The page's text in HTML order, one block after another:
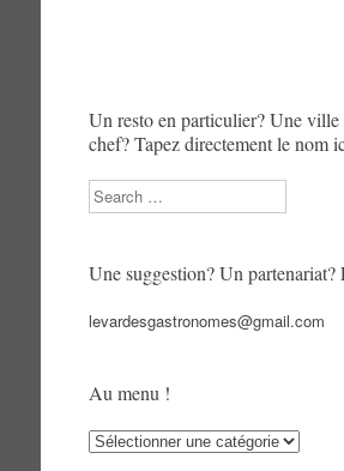
Un resto en particulier? Une ville
chef? Tapez directement le nom
Search
Une suggestion? Un
levardesgastronomes@gmail.com
Au menu !
Au